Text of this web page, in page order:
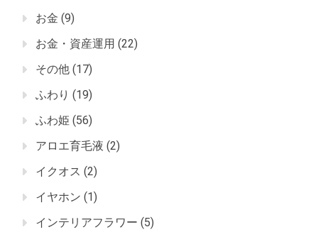
お金 (9)
お金・資産運用 (22)
その他 (17)
ふわり (19)
ふわ姫 (56)
アロエ育毛液 (2)
イクオス (2)
イヤホン (1)
インテリアフラワー (5)